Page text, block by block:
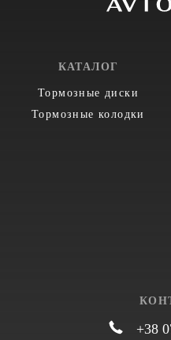
КАТАЛОГ
Тормозные диски
Тормозные колодки
+38